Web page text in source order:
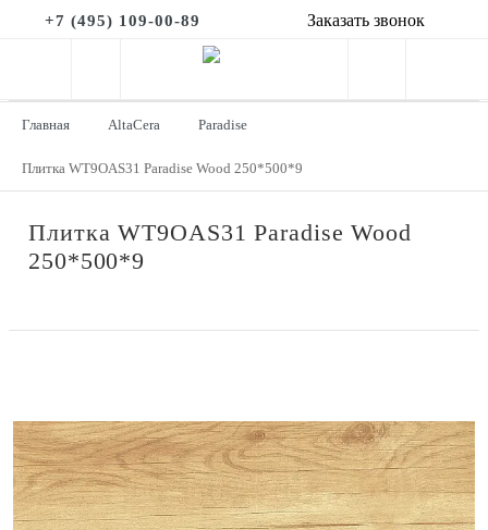
+7 (495) 109-00-89 Заказать звонок
Главная AltaCera Paradise
Плитка WT9OAS31 Paradise Wood 250*500*9
Плитка WT9OAS31 Paradise Wood
250*500*9